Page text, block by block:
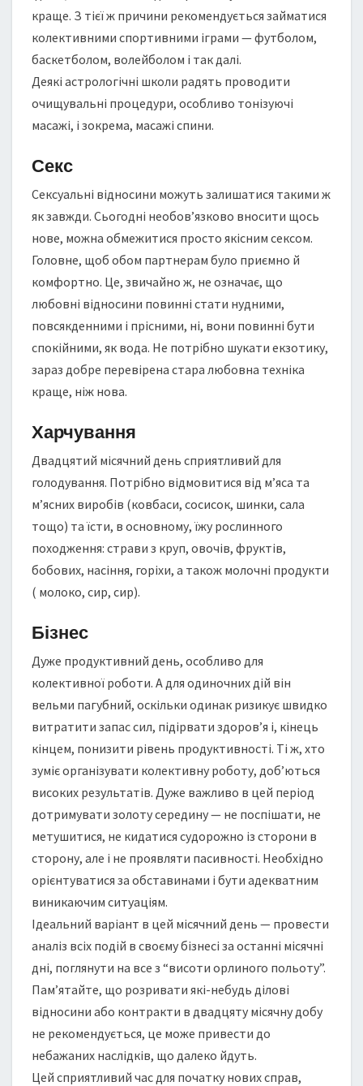
краще. З тієї ж причини рекомендується займатися
колективними спортивними іграми — футболом,
баскетболом, волейболом і так далі.
Деякі астрологічні школи радять проводити
очищувальні процедури, особливо тонізуючі
масажі, і зокрема, масажі спини.
Секс
Сексуальні відносини можуть залишатися такими ж
як завжди. Сьогодні необов’язково вносити щось
нове, можна обмежитися просто якісним сексом.
Головне, щоб обом партнерам було приємно й
комфортно. Це, звичайно ж, не означає, що
любовні відносини повинні стати нудними,
повсякденними і прісними, ні, вони повинні бути
спокійними, як вода. Не потрібно шукати екзотику,
зараз добре перевірена стара любовна техніка
краще, ніж нова.
Харчування
Двадцятий місячний день сприятливий для
голодування. Потрібно відмовитися від м’яса та
м’ясних виробів (ковбаси, сосисок, шинки, сала
тощо) та їсти, в основному, їжу рослинного
походження: страви з круп, овочів, фруктів,
бобових, насіння, горіхи, а також молочні продукти
( молоко, сир, сир).
Бізнес
Дуже продуктивний день, особливо для
колективної роботи. А для одиночних дій він
вельми пагубний, оскільки одинак ризикує швидко
витратити запас сил, підірвати здоров’я і, кінець
кінцем, понизити рівень продуктивності. Ті ж, хто
зуміє організувати колективну роботу, доб’ються
високих результатів. Дуже важливо в цей період
дотримувати золоту середину — не поспішати, не
метушитися, не кидатися судорожно із сторони в
сторону, але і не проявляти пасивності. Необхідно
орієнтуватися за обставинами і бути адекватним
виникаючим ситуаціям.
Ідеальний варіант в цей місячний день — провести
аналіз всіх подій в своєму бізнесі за останні місячні
дні, поглянути на все з “висоти орлиного польоту”.
Пам’ятайте, що розривати які-небудь ділові
відносини або контракти в двадцяту місячну добу
не рекомендується, це може привести до
небажаних наслідків, що далеко йдуть.
Цей сприятливий час для початку нових справ,